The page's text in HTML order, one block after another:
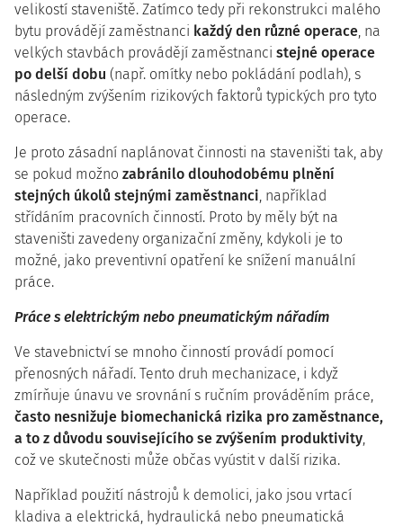
velikostí staveniště. Zatímco tedy při rekonstrukci malého
bytu provádějí zaměstnanci každý den různé operace, na
velkých stavbách provádějí zaměstnanci stejné operace
po delší dobu (např. omítky nebo pokládání podlah), s
následným zvýšením rizikových faktorů typických pro tyto
operace.
Je proto zásadní naplánovat činnosti na staveništi tak, aby
se pokud možno zabránilo dlouhodobému plnění
stejných úkolů stejnými zaměstnanci, například
střídáním pracovních činností. Proto by měly být na
staveništi zavedeny organizační změny, kdykoli je to
možné, jako preventivní opatření ke snížení manuální
práce.
Práce s elektrickým nebo pneumatickým nářadím
Ve stavebnictví se mnoho činností provádí pomocí
přenosných nářadí. Tento druh mechanizace, i když
zmírňuje únavu ve srovnání s ručním prováděním práce,
často nesnižuje biomechanická rizika pro zaměstnance,
a to z důvodu souvisejícího se zvýšením produktivity,
což ve skutečnosti může občas vyústit v další rizika.
Například použití nástrojů k demolici, jako jsou vrtací
kladiva a elektrická, hydraulická nebo pneumatická